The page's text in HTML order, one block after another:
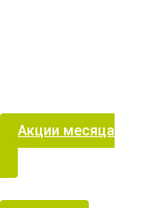
Акции месяца